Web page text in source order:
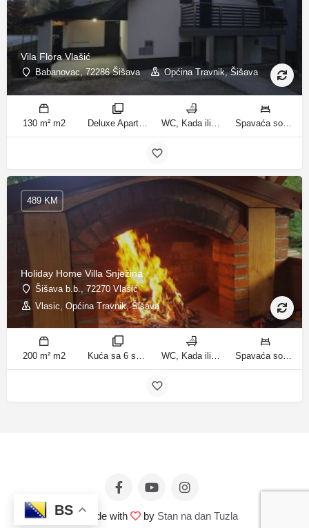
Vila Flora Vlašić
Babanovac, 72286 Šišava Općina Travnik, Šišava
130 m² m2
Holiday Home Villa Snježina
Šišava b.b., 72270 Vlašić
Vlasic, Općina Travnik, Šišava
489 KM
200 m² m2
© Made with by Stan na dan Tuzla
BS